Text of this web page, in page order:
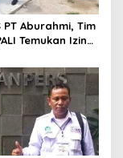
PT Aburahmi, Tim
Temukan Izin